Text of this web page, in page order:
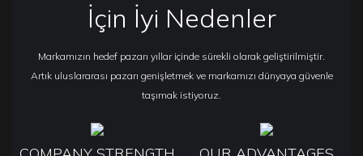
İçin İyi Nedenler
Markamızın hedef pazarı yıllar içinde sürekli olarak geliştirilmiştir.
Artık uluslararası pazarı genişletmek ve markamızı dünyaya güvenle
taşımak istiyoruz.